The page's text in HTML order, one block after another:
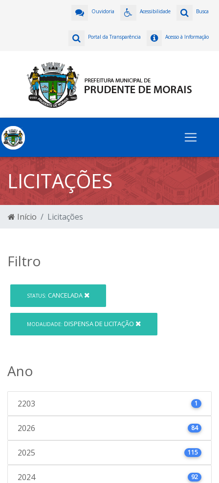
Busca
Acessibilidade
Ouvidoria
Acesso à Informação
Portal da Transparência
LICITAÇÕES
Início Licitações
Filtro
STATUS: CANCELADA
MODALIDADE: DISPENSA DE LICITAÇÃO
Ano
2203 1
2026 84
2025 115
2024 92